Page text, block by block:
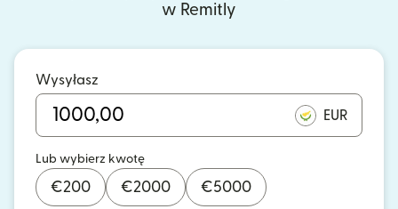
w Remitly
Wysyłasz
EUR
Lub wybierz kwotę
€200 €2000 €5000